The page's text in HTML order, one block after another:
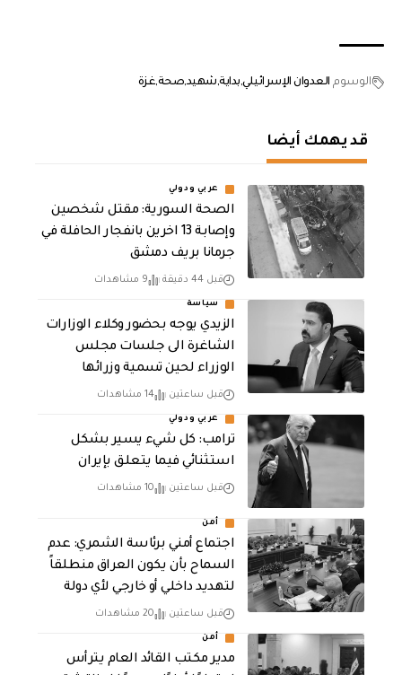
الوسوم العدوان الإسرائيلي بداية شهيدصحةغزة
قد يهمك أيضا
عربي ودولي
الصحة السورية: مقتل شخصين
وإصابة 13 اخرين بانفجار الحافلة في
جرمانا بريف دمشق
قبل 44 دقيقة 9 مشاهدات
سياسة
الزيدي يوجه بحضور وكلاء الوزارات
الشاغرة الى جلسات مجلس
الوزراء لحين تسمية وزرائها
قبل ساعتين 14 مشاهدات
عربي ودولي
ترامب: كل شيء يسير بشكل
استثنائي فيما يتعلق بإيران
قبل ساعتين 10 مشاهدات
أمن
اجتماع أمني برئاسة الشمري: عدم
السماح بأن يكون العراق منطلقاً
لتهديد داخلي أو خارجي لأي دولة
قبل ساعتين 20 مشاهدات
أمن
مدير مكتب القائد العام يترأس